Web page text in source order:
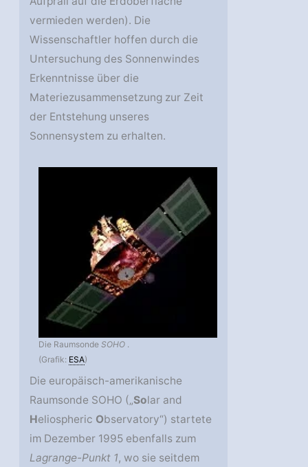
vermieden werden). Die
Wissenschaftler hoffen durch die
Untersuchung des Sonnenwindes
Erkenntnisse über die
Materiezusammensetzung zur Zeit
der Entstehung unseres
Sonnensystem zu erhalten.
Die RaumsondeSOHO .
(Grafik: ESA)
Die europäisch-amerikanische
Raumsonde SOHO („Solar and
Heliospheric Observatory“) startete
im Dezember 1995 ebenfalls zum
Lagrange-Punkt 1, wo sie seitdem